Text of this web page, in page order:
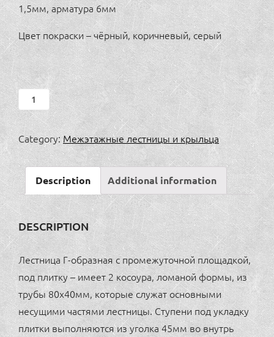
1,5мм, арматура 6мм
Цвет покраски – чёрный, коричневый, серый
Лестница
Г-
образная
с
промежуточной
площадкой,
под
плитку,
ломаные
косоуры
quantity
Category:Межэтажные лестницы и крыльца
Description Additional information
DESCRIPTION
Лестница Г-образная с промежуточной площадкой,
под плитку – имеет 2 косоура, ломаной формы, из
трубы 80х40мм, которые служат основными
несущими частями лестницы. Ступени под укладку
плитки выполняются из уголка 45мм во внутрь